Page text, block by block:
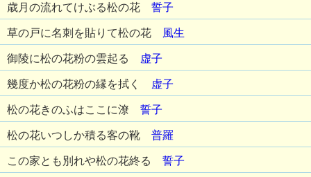
歳月の流れてけぶる松の花 誓子
草の戸に名刺を貼りて松の花 風生
御陵に松の花粉の雲起る 虚子
幾度か松の花粉の縁を拭く 虚子
松の花きのふはここに潦 誓子
松の花いつしか積る客の靴 普羅
この家とも別れや松の花終る 誓子